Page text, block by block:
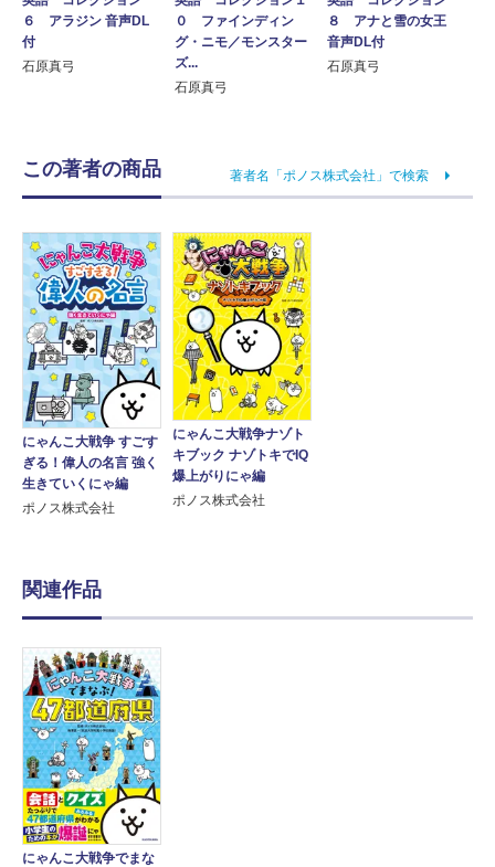
６ アラジン 音声DL
付
石原真弓
０ ファインディン
グ・ニモ／モンスター
ズ...
石原真弓
８ アナと雪の女王
音声DL付
石原真弓
この著者の商品 著者名「ポノス株式会社」で検索
にゃんこ大戦争 すごす
ぎる！偉人の名言 強く
生きていくにゃ編
ポノス株式会社
にゃんこ大戦争ナゾト
キブック ナゾトキでIQ
爆上がりにゃ編
ポノス株式会社
関連作品
にゃんこ大戦争でまな